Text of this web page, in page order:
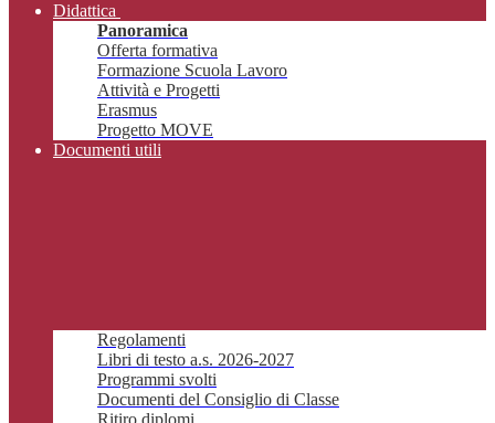
Didattica
Panoramica
Offerta formativa
Formazione Scuola Lavoro
Attività e Progetti
Erasmus
Progetto MOVE
Documenti utili
Regolamenti
Libri di testo a.s. 2026-2027
Programmi svolti
Documenti del Consiglio di Classe